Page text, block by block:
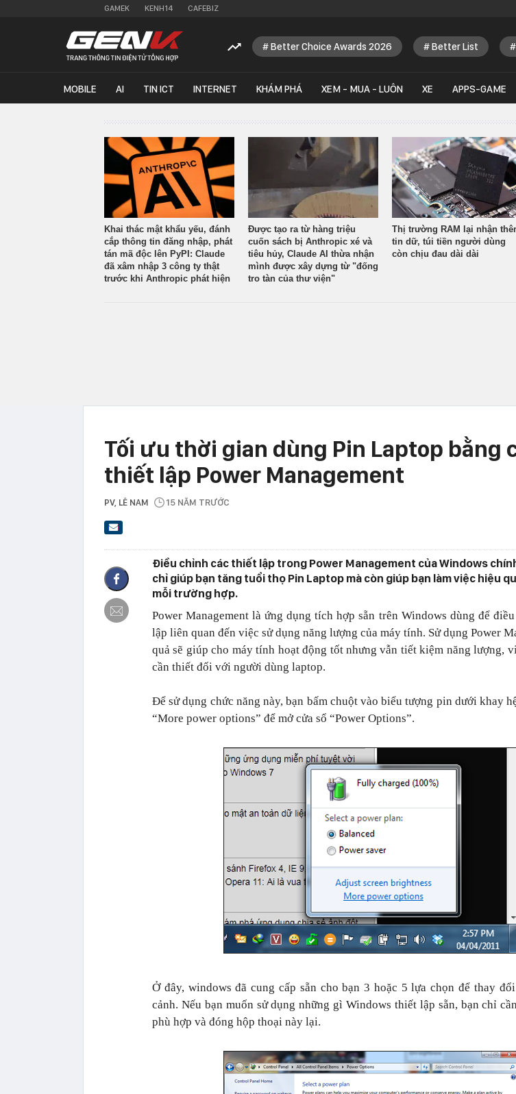
GAMEK KENH14 CAFEBIZ
Better Choice Awards 2026 Better List
MOBILE AI TIN ICT INTERNET KHÁM PHÁ XEM - MUA - LUÔN XE APPS-GAME
Khai thác mật khẩu yếu, đánh
cắp thông tin đăng nhập, phát
tán mã độc lên PyPI: Claude
đã xâm nhập 3 công ty thật
trước khi Anthropic phát hiện
Được tạo ra từ hàng triệu
cuốn sách bị Anthropic xé và
tiêu hủy, Claude AI thừa nhận
mình được xây dựng từ "đống
tro tàn của thư viện"
Thị trường RAM lại nhận
tin dữ, túi tiền người dùng
còn chịu đau dài dài
Tối ưu thời gian dùng Pin Laptop bằng
thiết lập Power Management
PV, LÊ NAM 15 NĂM TRƯỚC
Điều chỉnh các thiết lập trong Power Management của Windows
chỉ giúp bạn tăng tuổi thọ Pin Laptop mà còn giúp bạn làm việc hiệu
mỗi trường hợp.
Power Management là ứng dụng tích hợp sẵn trên Windows dùng để
lập liên quan đến việc sử dụng năng lượng của máy tính. Sử dụng Power
quả sẽ giúp cho máy tính hoạt động tốt nhưng vẫn tiết kiệm năng lượng,
cần thiết đối với người dùng laptop.
Để sử dụng chức năng này, bạn bấm chuột vào biểu tượng pin dưới khay
“More power options” để mở cửa sổ “Power Options”.
Ở đây, windows đã cung cấp sẵn cho bạn 3 hoặc 5 lựa chọn để thay
cảnh. Nếu bạn muốn sử dụng những gì Windows thiết lập sẵn, bạn chỉ
phù hợp và đóng hộp thoại này lại.